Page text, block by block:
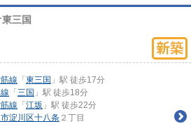
三国
線 「 東三国 」駅 徒歩17分
「 三国 」駅 徒歩18分
線 「 江坂 」駅 徒歩22分
淀川区十八条 ２丁目